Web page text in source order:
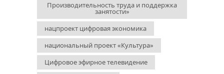
Производительность труда и поддержка
занятости»
нацпроект цифровая экономика
национальный проект «Культура»
Цифровое эфирное телевидение